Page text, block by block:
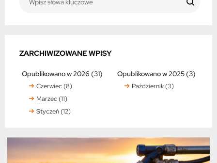
ZARCHIWIZOWANE WPISY
Opublikowano w 2026 (31)
Czerwiec (8)
Marzec (11)
Styczeń (12)
Opublikowano w 2025 (3)
Październik (3)